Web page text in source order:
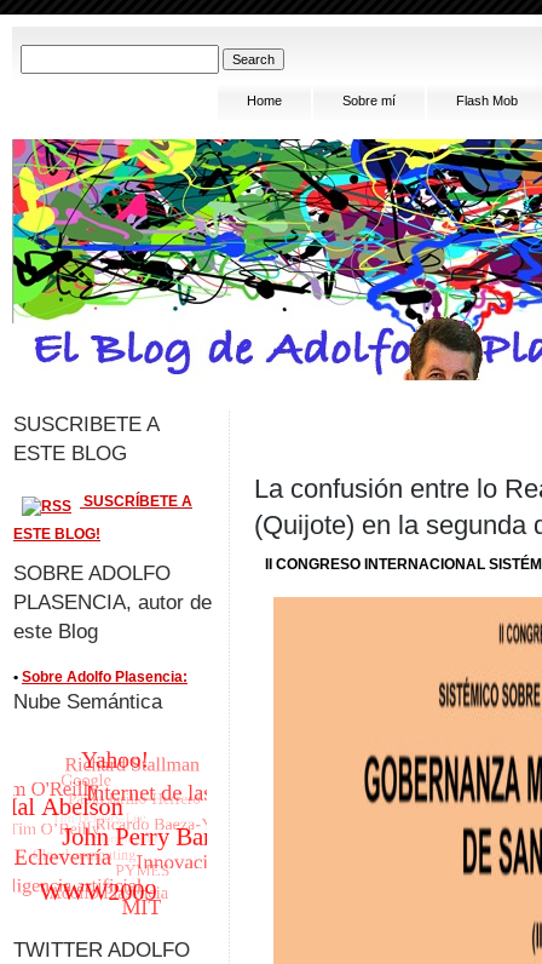
Home Sobre mí Flash Mob
La confusión entre lo
(Quijote) en la segunda
II CONGRESO INTERNACIONAL
SUSCRIBETE A
ESTE BLOG
SUSCRÍBETE A
ESTE BLOG!
SOBRE ADOLFO
PLASENCIA, autor de
este Blog
• Sobre Adolfo Plasencia:
Nube Semántica
TWITTER ADOLFO